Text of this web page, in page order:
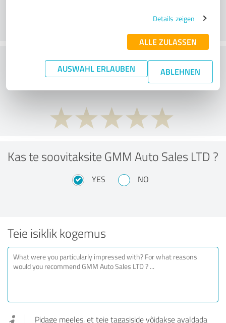
Details zeigen
ALLE ZULASSEN
AUSWAHL ERLAUBEN ABLEHNEN
What do you think of the price to
performance ratio?
Kas te soovitaksite GMM Auto Sales LTD ?
YES NO
Teie isiklik kogemus
Pidage meeles, et teie tagasiside võidakse avaldada